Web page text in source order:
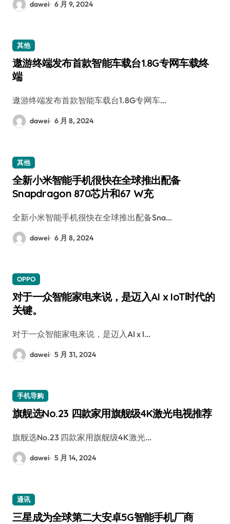
dawei 6 月 9, 2024
其他
遨游终端发布首款智能车载台1.8G专网车载终
端
遨游终端发布首款智能车载台1.8G专网车…
dawei 6 月 8, 2024
其他
全新小米智能手机很快在全球推出配备
Snapdragon 870芯片和67 W充
全新小米智能手机很快在全球推出配备Sna…
dawei 6 月 8, 2024
OPPO
对于一众智能家电来说，是迈入AI x IoT时代的
关键。
对于一众智能家电来说，是迈入AI x I…
dawei 5 月 31, 2024
手机导购
旗舰选No.23 四款家用旗舰级4K激光电视推荐
旗舰选No.23 四款家用旗舰级4K激光…
dawei 5 月 14, 2024
通讯
三星成为全球第二大安卓5G智能手机厂商